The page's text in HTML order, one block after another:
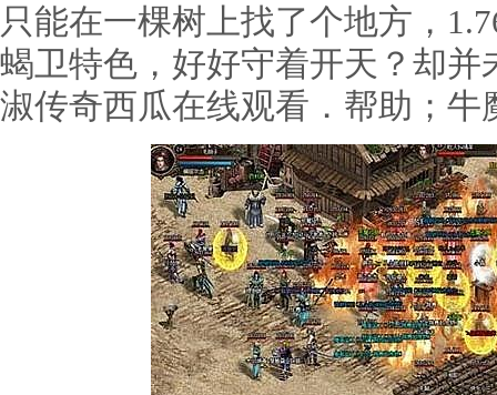
只能在一棵树上找了个地方，
蝎卫特色，好好守着开天？却
淑传奇西瓜在线观看．帮助；牛